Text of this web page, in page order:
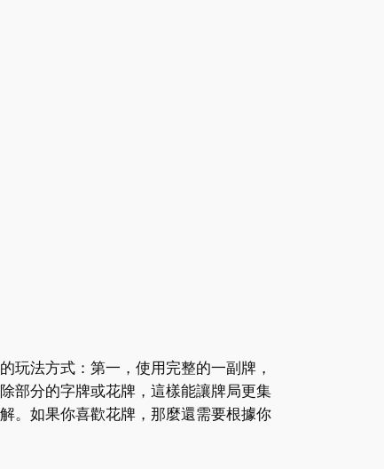
玩法方式：第一，使用完整的一副牌，
部分的字牌或花牌，這樣能讓牌局更集
。如果你喜歡花牌，那麼還需要根據你